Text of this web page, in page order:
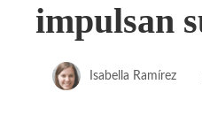
impulsan
Isabella Ramírez